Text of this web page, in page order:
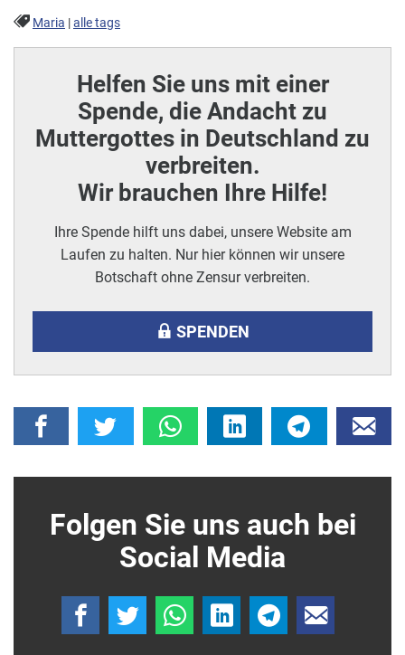
Maria |alle tags
Helfen Sie uns mit einer
Spende, die Andacht zu
Muttergottes in Deutschland zu
verbreiten.
Wir brauchen Ihre Hilfe!
Ihre Spende hilft uns dabei, unsere Website am
Laufen zu halten. Nur hier können wir unsere
Botschaft ohne Zensur verbreiten.
SPENDEN
Folgen Sie uns auch bei
Social Media